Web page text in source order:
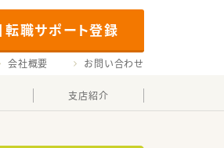
転職サポート登録
会社概要 お問い合わせ
支店紹介